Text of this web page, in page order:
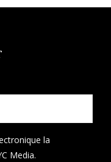
la
Media.